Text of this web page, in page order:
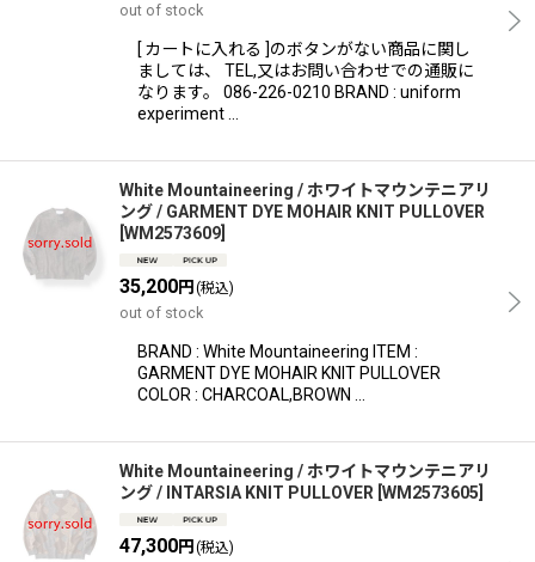
out of stock
[ カートに入れる ]のボタンがない商品に関し
ましては、 TEL,又はお問い合わせでの通販に
なります。 086-226-0210 BRAND : uniform
experiment …
White Mountaineering / ホワイトマウンテニアリ
ング / GARMENT DYE MOHAIR KNIT PULLOVER
WM2573609
35,200円 (税込)
out of stock
BRAND : White Mountaineering ITEM :
GARMENT DYE MOHAIR KNIT PULLOVER
COLOR : CHARCOAL,BROWN …
White Mountaineering / ホワイトマウンテニアリ
ング / INTARSIA KNIT PULLOVER WM2573605
47,300円 (税込)